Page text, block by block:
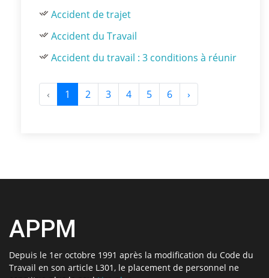
Accident de trajet
Accident du Travail
Accident du travail : 3 conditions à réunir
‹ 1 2 3 4 5 6 ›
APPM
Depuis le 1er octobre 1991 après la modification du Code du
Travail en son article L301, le placement de personnel ne